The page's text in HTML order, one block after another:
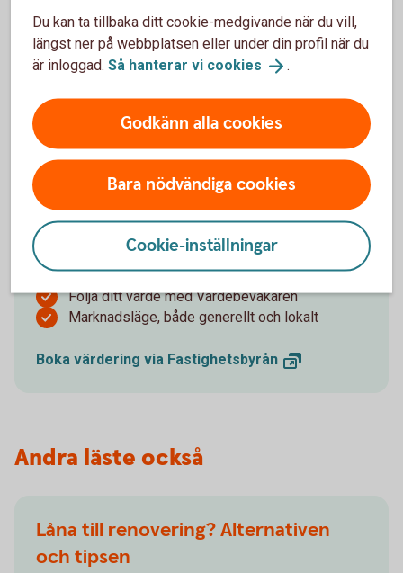
Värdera din bostad
Det finns flera skäl att hålla koll på värdet av din
bostad. Kanske planerar du att sälja, vill hålla dig
uppdaterad om värdet, eller behöver
värderingsinformation för lån. Vid ett möte med våra
mäklare kommer ni prata om:
Värdet på din bostad
Följa ditt värde med Värdebevakaren
Marknadsläge, både generellt och lokalt
Boka värdering via Fastighetsbyrån
Andra läste också
Låna till renovering? Alternativen
och tipsen
Du kan ta tillbaka ditt cookie-medgivande när du vill,
längst ner på webbplatsen eller under din profil när du
är inloggad. Så hanterar vi cookies .
Godkänn alla cookies
Bara nödvändiga cookies
Cookie-inställningar